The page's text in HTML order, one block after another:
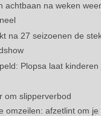
achtbaan na weken weer
na 27 seizoenen de
Plopsa laat kinderen
om slipperverbod
omzeilen: afzetlint om je